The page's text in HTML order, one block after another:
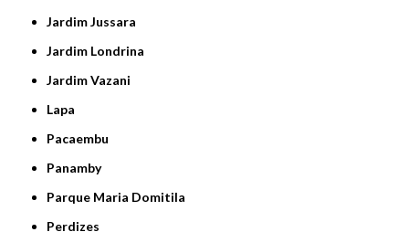
Jardim Jussara
Jardim Londrina
Jardim Vazani
Lapa
Pacaembu
Panamby
Parque Maria Domitila
Perdizes